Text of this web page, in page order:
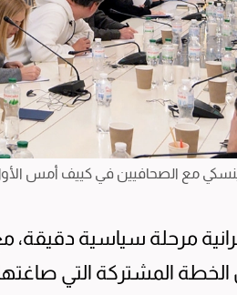
مع الصحافيين في كييف أمس
مرحلة سياسية دقيقة،
المشتركة التي